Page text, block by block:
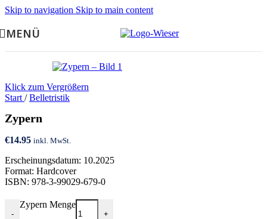
Skip to navigation Skip to main content
MENÜ
Klick zum Vergrößern
Start / Belletristik
Zypern
€14.95 inkl. MwSt.
Erscheinungsdatum: 10.2025
Format: Hardcover
ISBN: 978-3-99029-679-0
-
Zypern Menge
+